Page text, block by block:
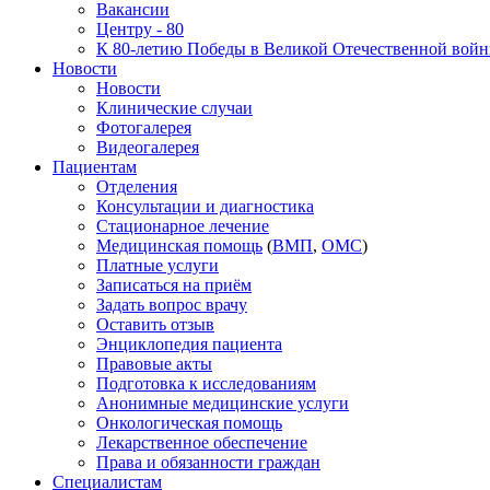
Вакансии
Центру - 80
К 80-летию Победы в Великой Отечественной
Новости
Новости
Клинические случаи
Фотогалерея
Видеогалерея
Пациентам
Отделения
Консультации и диагностика
Стационарное лечение
Медицинская помощь (ВМП, ОМС)
Платные услуги
Записаться на приём
Задать вопрос врачу
Оставить отзыв
Энциклопедия пациента
Правовые акты
Подготовка к исследованиям
Анонимные медицинские услуги
Онкологическая помощь
Лекарственное обеспечение
Права и обязанности граждан
Специалистам